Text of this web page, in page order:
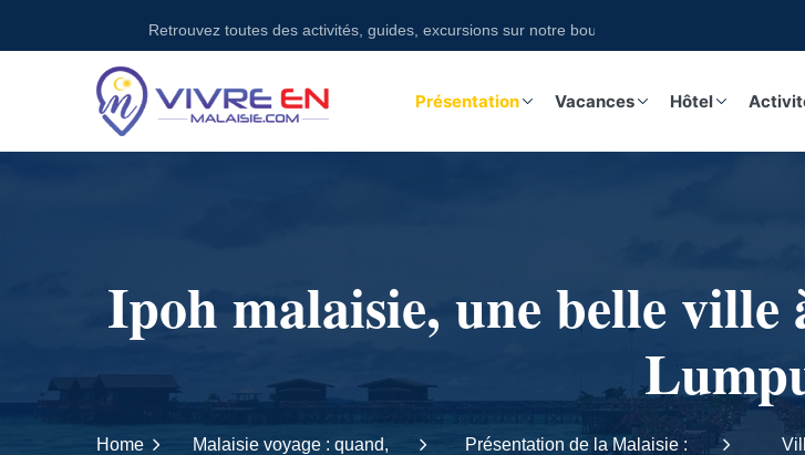
Retrouvez toutes des activités, guides, excursions sur notre boutique
Présentation Vacances Hôtel
Ipoh malaisie, une belle
Home
Malaisie voyage : quand,
Présentation de la Malaisie :